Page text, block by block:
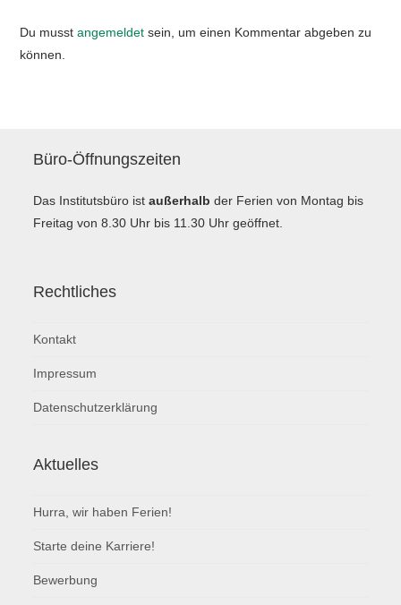
Du musstangemeldet sein, um einen Kommentar abgeben zu
können.
Büro-Öffnungszeiten
Das Institutsbüro istaußerhalb der Ferien von Montag bis
Freitag von 8.30 Uhr bis 11.30 Uhr geöffnet.
Rechtliches
Kontakt
Impressum
Datenschutzerklärung
Aktuelles
Hurra, wir haben Ferien!
Starte deine Karriere!
Bewerbung